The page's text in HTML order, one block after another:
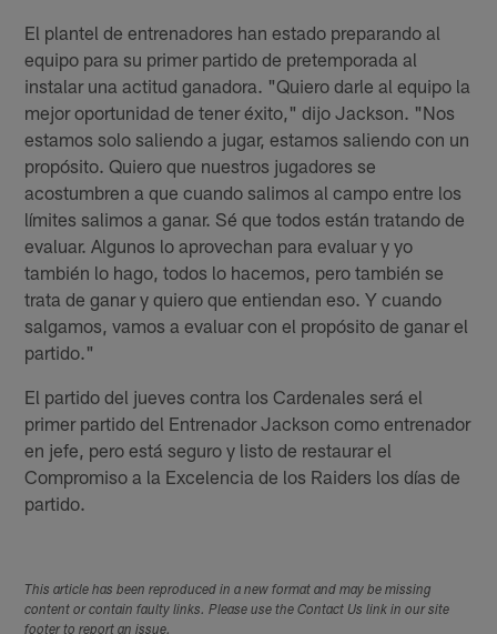
El plantel de entrenadores han estado preparando al
equipo para su primer partido de pretemporada al
instalar una actitud ganadora. "Quiero darle al equipo la
mejor oportunidad de tener éxito," dijo Jackson. "Nos
estamos solo saliendo a jugar, estamos saliendo con un
propósito. Quiero que nuestros jugadores se
acostumbren a que cuando salimos al campo entre los
límites salimos a ganar. Sé que todos están tratando de
evaluar. Algunos lo aprovechan para evaluar y yo
también lo hago, todos lo hacemos, pero también se
trata de ganar y quiero que entiendan eso. Y cuando
salgamos, vamos a evaluar con el propósito de ganar el
partido."
El partido del jueves contra los Cardenales será el
primer partido del Entrenador Jackson como entrenador
en jefe, pero está seguro y listo de restaurar el
Compromiso a la Excelencia de los Raiders los días de
partido.
This article has been reproduced in a new format and may be missing
content or contain faulty links. Please use the Contact Us link in our site
footer to report an issue.